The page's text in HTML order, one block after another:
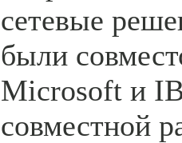
сетевые
были
Microsoft и
совместной